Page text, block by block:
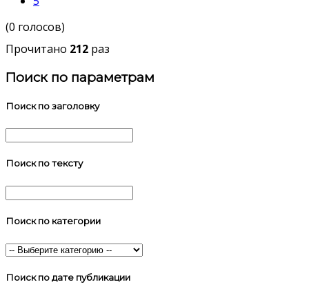
(0 голосов)
Прочитано 212 раз
Поиск по параметрам
Поиск по заголовку
Поиск по тексту
Поиск по категории
Поиск по дате публикации